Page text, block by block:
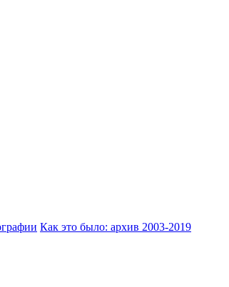
Как это было: архив 2003-2019